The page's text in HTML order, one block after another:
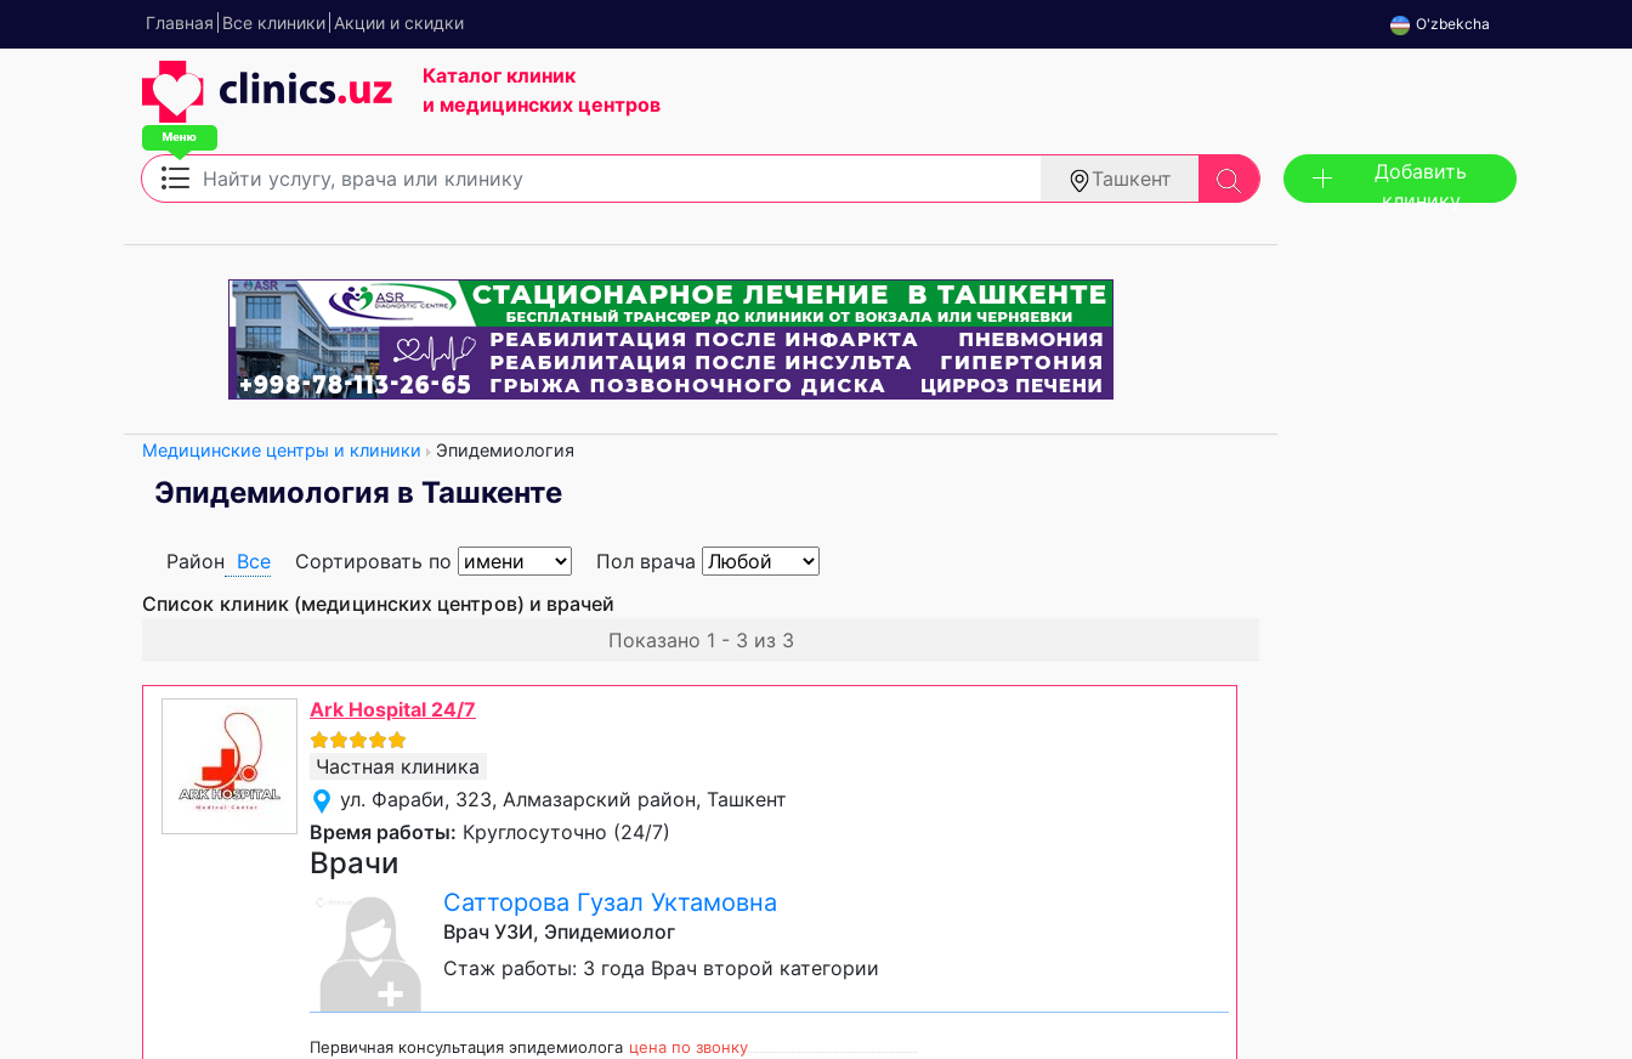
Главная Все клиники Акции и скидки O'zbekcha
Каталог клиник
и медицинских центров
Ташкент
Добавить
клинику
Медицинские центры и клиники Эпидемиология
Эпидемиология в Ташкенте
Район Все Сортировать по
Пол врача
Список клиник (медицинских центров) и врачей
Показано 1 - 3 из 3
Ark Hospital 24/7
Частная клиника
ул. Фараби, 323, Алмазарский район, Ташкент
Время работы: Круглосуточно (24/7)
Врачи
Сатторова Гузал Уктамовна
Врач УЗИ, Эпидемиолог
Стаж работы: 3 года Врач второй категории
Первичная консультация эпидемиолога цена по звонку